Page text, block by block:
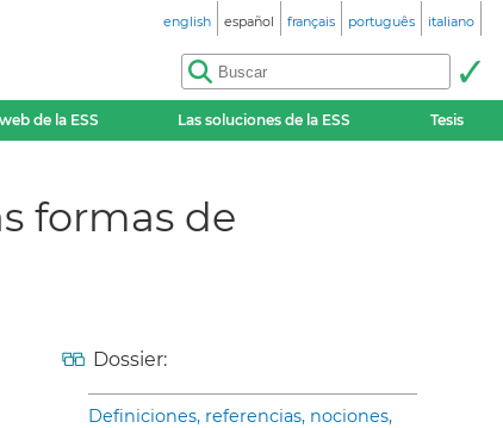
english español français português italiano
de la ESS Las soluciones de la ESS Tesis
formas de
Dossier:
Definiciones, referencias, nociones,